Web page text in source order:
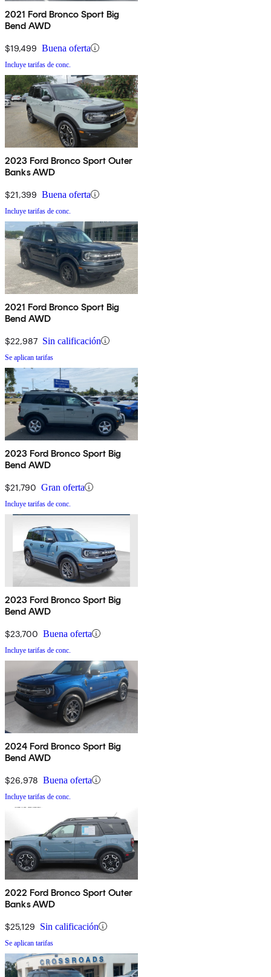
2021 Ford Bronco Sport Big
Bend AWD
$19,499 Buena oferta
Incluye tarifas de conc.
2023 Ford Bronco Sport Outer
Banks AWD
$21,399 Buena oferta
Incluye tarifas de conc.
2021 Ford Bronco Sport Big
Bend AWD
$22,987 Sin calificación
Se aplican tarifas
2023 Ford Bronco Sport Big
Bend AWD
$21,790 Gran oferta
Incluye tarifas de conc.
2023 Ford Bronco Sport Big
Bend AWD
$23,700 Buena oferta
Incluye tarifas de conc.
2024 Ford Bronco Sport Big
Bend AWD
$26,978 Buena oferta
Incluye tarifas de conc.
2022 Ford Bronco Sport Outer
Banks AWD
$25,129 Sin calificación
Se aplican tarifas